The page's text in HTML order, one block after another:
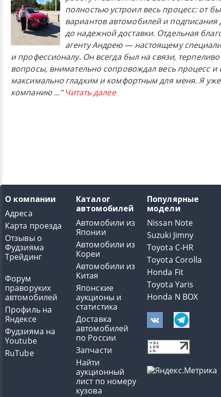
полностью устроил весь процесс: от
вариантов автомобилей и подписания
до надежной доставки. Отдельная
агенту Андрею — настоящему
и профессионалу. Он всегда был на связи,
вопросы, внимательно сопровождал весь процесс и
максимально гладким и комфортным для меня. Я
компанию..." Читать далее
О компании
Адреса
Карта проезда
Отзывы о
Фудзияма
Трейдинг
Форум
праворуких
автомобилей
Профиль на
Яндексе
Фудзияма на
Youtube
RuTube
Каталог
автомобилей
Автомобили из
Японии
Автомобили из
Кореи
Автомобили из
Китая
Японские
аукционы и
статистика
Доставка
автомобилей
по России
Запчасти
Найти
аукционный
лист по номеру
кузова
Популярные
модели
Nissan Note
Suzuki Jimny
Toyota C-HR
Toyota Corolla
Honda Fit
Toyota Yaris
Honda N BOX